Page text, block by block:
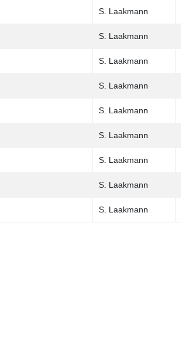
S. Laakmann
S. Laakmann
S. Laakmann
S. Laakmann
S. Laakmann
S. Laakmann
S. Laakmann
S. Laakmann
S. Laakmann